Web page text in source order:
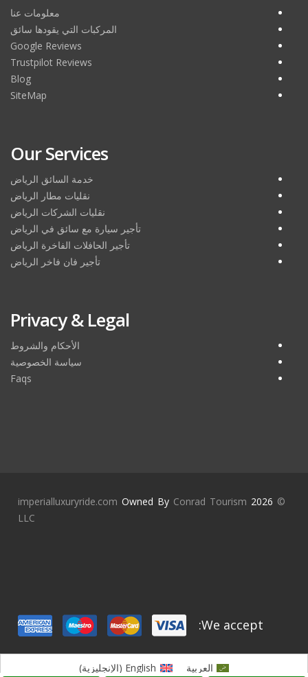
معلومات عنا
المركبات التي يقودها سائق
Google Reviews
Trustpilot Reviews
Blog
SiteMap
Our Services
خدمة السائق الرياض
نقليات مطار الرياض
نقليات الشركات الرياض
تأجير سيارة مع سائق في الرياض
تأجير الحافلات الفاخرة الرياض
تأجير فان فاخر الرياض
Privacy & Legal
الأحكام والشروط
سياسة الخصوصية
Faqs
©
imperialluxuryride.com Owned By Conrad Tourism
LLC
We accept:
العربية English
(الإنجليزية)